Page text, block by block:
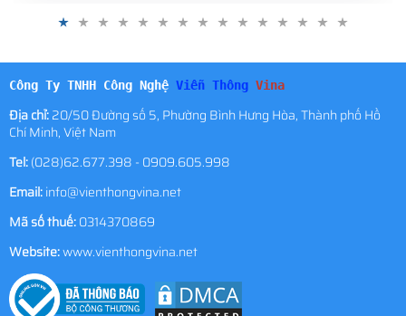
Công Ty TNHH Công Nghệ Viễn Thông Vina
Địa chỉ:20/50 Đường số 5, Phường Bình Hưng Hòa, Thành phố Hồ
Chí Minh, Việt Nam
Tel:(028)62.677.398 - 0909.605.998
Email:info@vienthongvina.net
Mã số thuế:0314370869
Website:www.vienthongvina.net